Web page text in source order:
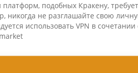
подобных Кракену,
никогда не разглашайте свою
использовать VPN в сочетании